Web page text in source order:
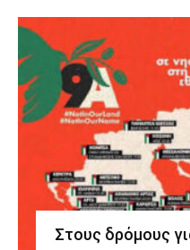
Στους δρόμους